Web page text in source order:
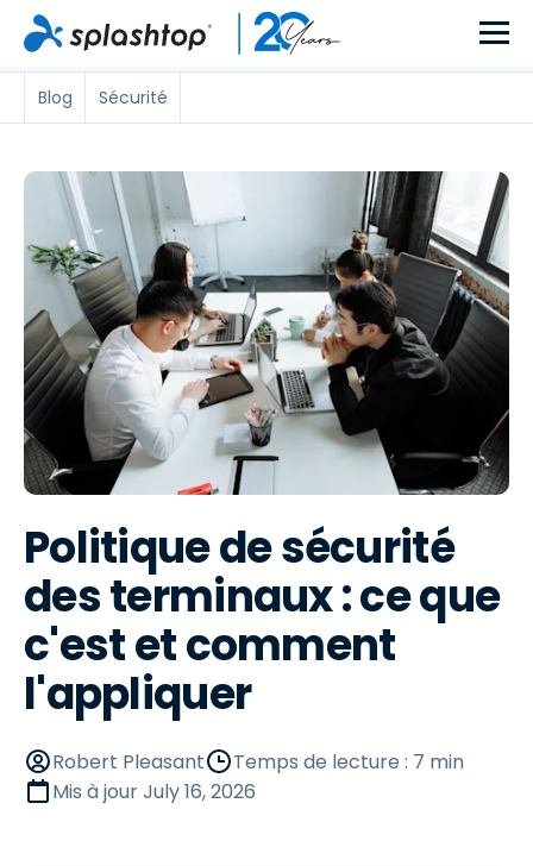
Blog Sécurité
Politique de sécurité
des terminaux : ce que
c'est et comment
l'appliquer
Robert Pleasant
Temps de lecture : 7 min
Mis à jourJuly 16, 2026